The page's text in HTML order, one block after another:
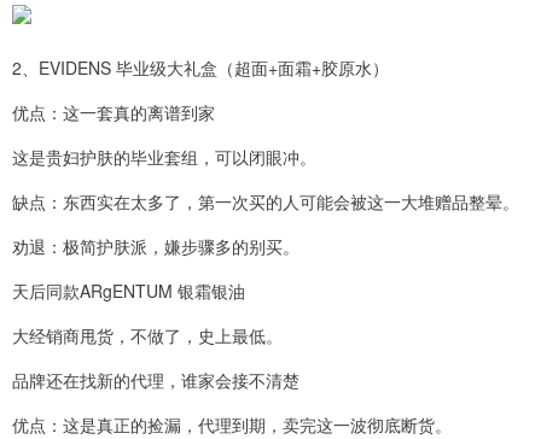
2、EVIDENS 毕业级大礼盒（超面+面霜+胶原水）
优点：这一套真的离谱到家
这是贵妇护肤的毕业套组，可以闭眼冲。
缺点：东西实在太多了，第一次买的人可能会被这一大堆赠品整晕。
劝退：极简护肤派，嫌步骤多的别买。
天后同款ARgENTUM 银霜银油
大经销商甩货，不做了，史上最低。
品牌还在找新的代理，谁家会接不清楚
优点：这是真正的捡漏，代理到期，卖完这一波彻底断货。